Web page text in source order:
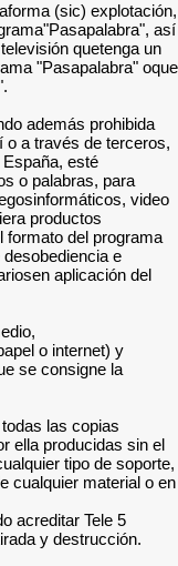
(sic) explotación,
así
quetenga un
"Pasapalabra" oque
además prohibida
o a través de terceros,
esté
o palabras, para
video
productos
formato del programa
e
aplicación del
o internet) y
se consigne la
las copias
ella producidas sin el
tipo de soporte,
cualquier material o en
acreditar Tele 5
y destrucción.